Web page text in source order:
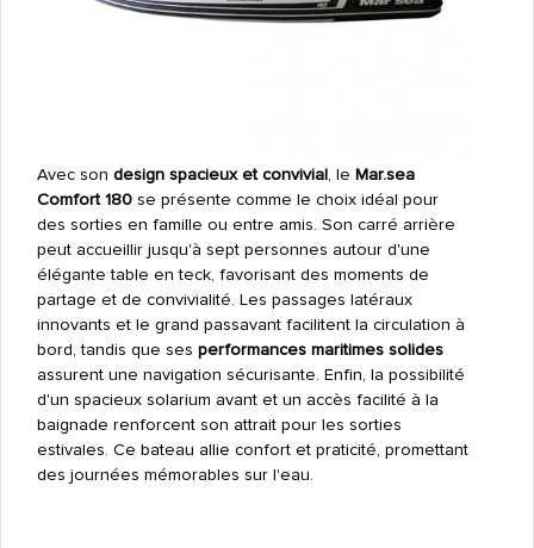
Avec son design spacieux et convivial, le Mar.sea
Comfort 180se présente comme le choix idéal pour
des sorties en famille ou entre amis. Son carré arrière
peut accueillir jusqu'à sept personnes autour d'une
élégante table en teck, favorisant des moments de
partage et de convivialité. Les passages latéraux
innovants et le grand passavant facilitent la circulation à
bord, tandis que ses performances maritimes solides
assurent une navigation sécurisante. Enfin, la possibilité
d'un spacieux solarium avant et un accès facilité à la
baignade renforcent son attrait pour les sorties
estivales. Ce bateau allie confort et praticité, promettant
des journées mémorables sur l'eau.